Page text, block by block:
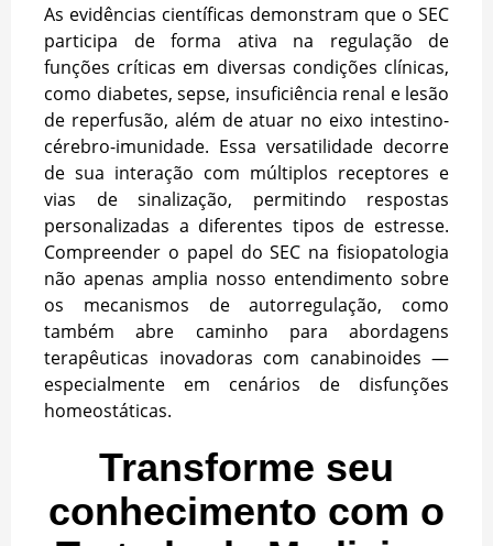
As evidências científicas demonstram que o SEC
participa de forma ativa na regulação de
funções críticas em diversas condições clínicas,
como diabetes, sepse, insuficiência renal e lesão
de reperfusão, além de atuar no eixo intestino-
cérebro-imunidade. Essa versatilidade decorre
de sua interação com múltiplos receptores e
vias de sinalização, permitindo respostas
personalizadas a diferentes tipos de estresse.
Compreender o papel do SEC na fisiopatologia
não apenas amplia nosso entendimento sobre
os mecanismos de autorregulação, como
também abre caminho para abordagens
terapêuticas inovadoras com canabinoides —
especialmente em cenários de disfunções
homeostáticas.
Transforme seu
conhecimento com o